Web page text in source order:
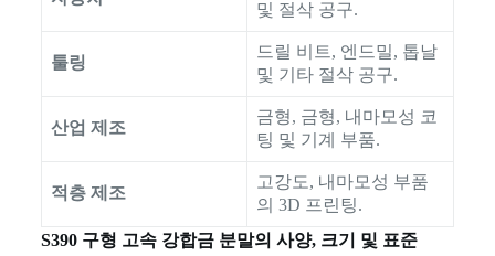
및 절삭 공구.
툴링
드릴 비트, 엔드밀, 톱날
및 기타 절삭 공구.
산업 제조
금형, 금형, 내마모성 코
팅 및 기계 부품.
적층 제조
고강도, 내마모성 부품
의 3D 프린팅.
S390 구형 고속 강합금 분말의 사양, 크기 및 표준